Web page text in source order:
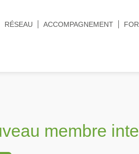
RÉSEAU ACCOMPAGNEMENT
membre